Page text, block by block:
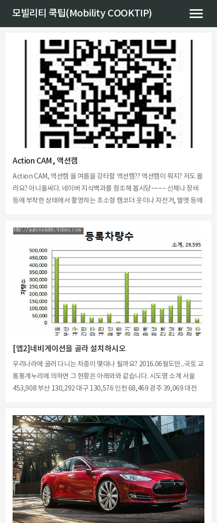
모빌리티 쿡팁(Mobility COOKTIP)
Action CAM, 액션캠
Action CAM, 액션캠 올 여름을 강타할 액션캠?? 액션캠이 뭐지? 저도 몰
라요? 아니올씨다. 네이버 지식백과를 참조해 봅시당~~~~ 신체나 장비
등에 부착한 상태에서 촬영하는 초소형 캠코더 옷이나 자전거, 헬멧 등에
로 등산, 자전거, 스카이다이빙 등 레저 스포츠를 즐기는 동시에 영상을
촬영할 수 있는 장점이 있다. 보통 몸이나 장비에 부착해 1인칭 시점으로
촬영하기 때문에 작고 가벼운 것이 특징이다. 네이버 지식백과사전 참조
그럼 어떤 것들이 있다요? 말도 할것없이 종류를 다 벌여봅시다. 1. 모필
리, 요캠 2. 고프로, 종류생략 3. 소니, 종류생략 4..
[앱2]네비게이션을 골라 설치하시오
우리나라에 굴러 다니는 차종이 몇대나 될까요? 2016.06월도만...국토 교
통통계누리에 의하면 그 현황은 아래와와 같습니다. 시도명 소계 서울
453,908 부산 130,292 대구 130,576 인천 68,469 광주 39,069 대전
162,166 제주 29,595 그리고 작년 기준으로 총 등록대수는 아래와 같습
니다. 2015 승용 승합 화물 특수 Total 총합계 16,561,665 920,320
3,432,937 74,963 20,989,885 제가 차량 대수를 이야기 하려고 하는 것
은 아닙니다. 우리가 이렇게 ..